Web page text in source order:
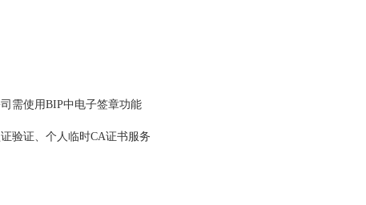
需使用BIP中电子签章功能
验证、个人临时CA证书服务